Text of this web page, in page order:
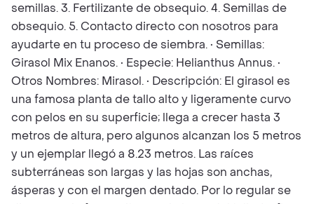
semillas. 3. Fertilizante de obsequio. 4. Semillas de
obsequio. 5. Contacto directo con nosotros para
ayudarte en tu proceso de siembra. • Semillas:
Girasol Mix Enanos. • Especie: Helianthus Annus. •
Otros Nombres: Mirasol. • Descripción: El girasol es
una famosa planta de tallo alto y ligeramente curvo
con pelos en su superficie; llega a crecer hasta 3
metros de altura, pero algunos alcanzan los 5 metros
y un ejemplar llegó a 8.23 metros. Las raíces
subterráneas son largas y las hojas son anchas,
ásperas y con el margen dentado. Por lo regular se